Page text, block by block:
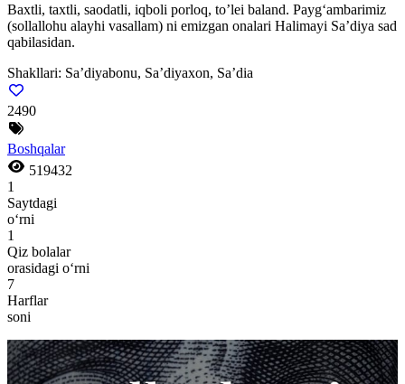
Baxtli, taxtli, saodatli, iqboli porloq, to’lei baland. Payg‘ambarimiz
(sollallohu alayhi vasallam) ni emizgan onalari Halimayi Sa’diya sad
qabilasidan.
Shakllari: Sa’diyabonu, Sa’diyaxon, Sa’dia
2490
Boshqalar
519432
1
Saytdagi
o‘rni
1
Qiz bolalar
orasidagi o‘rni
7
Harflar
soni